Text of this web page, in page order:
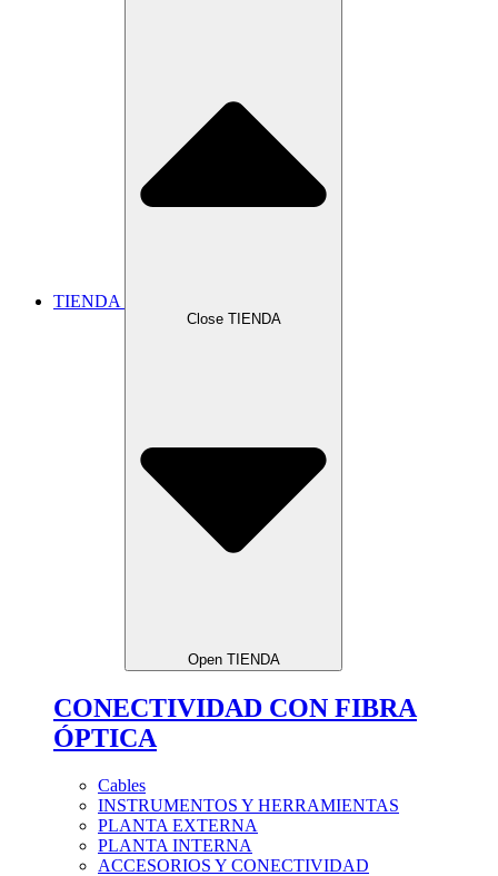
TIENDA
Close TIENDA
Open TIENDA
CONECTIVIDAD CON FIBRA
ÓPTICA
Cables
INSTRUMENTOS Y HERRAMIENTAS
PLANTA EXTERNA
PLANTA INTERNA
ACCESORIOS Y CONECTIVIDAD